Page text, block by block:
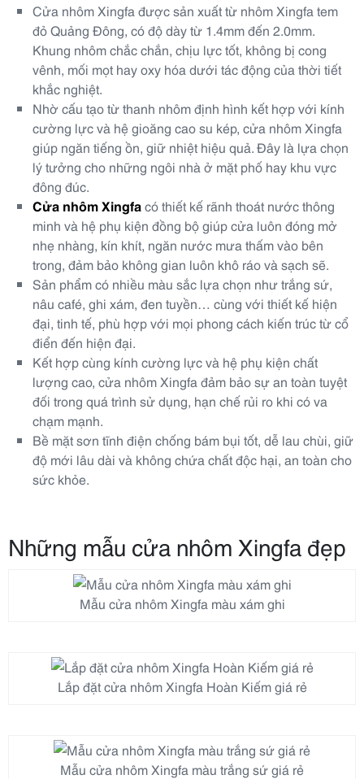
Cửa nhôm Xingfa được sản xuất từ nhôm Xingfa tem
đỏ Quảng Đông, có độ dày từ 1.4mm đến 2.0mm.
Khung nhôm chắc chắn, chịu lực tốt, không bị cong
vênh, mối mọt hay oxy hóa dưới tác động của thời tiết
khắc nghiệt.
Nhờ cấu tạo từ thanh nhôm định hình kết hợp với kính
cường lực và hệ gioăng cao su kép, cửa nhôm Xingfa
giúp ngăn tiếng ồn, giữ nhiệt hiệu quả. Đây là lựa chọn
lý tưởng cho những ngôi nhà ở mặt phố hay khu vực
đông đúc.
Cửa nhôm Xingfacó thiết kế rãnh thoát nước thông
minh và hệ phụ kiện đồng bộ giúp cửa luôn đóng mở
nhẹ nhàng, kín khít, ngăn nước mưa thấm vào bên
trong, đảm bảo không gian luôn khô ráo và sạch sẽ.
Sản phẩm có nhiều màu sắc lựa chọn như trắng sứ,
nâu café, ghi xám, đen tuyền… cùng với thiết kế hiện
đại, tinh tế, phù hợp với mọi phong cách kiến trúc từ cổ
điển đến hiện đại.
Kết hợp cùng kính cường lực và hệ phụ kiện chất
lượng cao, cửa nhôm Xingfa đảm bảo sự an toàn tuyệt
đối trong quá trình sử dụng, hạn chế rủi ro khi có va
chạm mạnh.
Bề mặt sơn tĩnh điện chống bám bụi tốt, dễ lau chùi, giữ
độ mới lâu dài và không chứa chất độc hại, an toàn cho
sức khỏe.
Những mẫu cửa nhôm Xingfa đẹp
Mẫu cửa nhôm Xingfa màu xám ghi
Lắp đặt cửa nhôm Xingfa Hoàn Kiếm giá rẻ
Mẫu cửa nhôm Xingfa màu trắng sứ giá rẻ